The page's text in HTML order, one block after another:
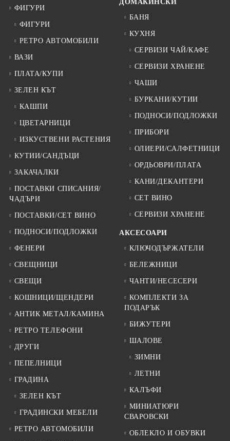
ФИГУРИ
ФИГУРИ
РЕТРО АВТОМОБИЛИ
ВАЗИ
ПЛАТА/КУПИ
ЗЕЛЕН КЪТ
КАШПИ
ЦВЕТАРНИЦИ
ИЗКУСТВЕНИ РАСТЕНИЯ
КУТИИ/САНДЪЦИ
ЗАКАЧАЛКИ
ПОСТАВКИ СПИСАНИЯ/
ЧАДЪРИ
ПОСТАВКИ/СЕТ ВИНО
ПОДНОСИ/ПОДЛОЖКИ
ФЕНЕРИ
СВЕЩНИЦИ
СВЕЩИ
КОШНИЦИ/ЩЕНДЕРИ
АНТИК МЕТАЛ/КАМИНА
РЕТРО ТЕЛЕФОНИ
ДРУГИ
ПЕПЕЛНИЦИ
ГРАДИНА
ЗЕЛЕН КЪТ
ГРАДИНСКИ МЕБЕЛИ
РЕТРО АВТОМОБИЛИ
ДОМАКИНСКИ
БАНЯ
КУХНЯ
СЕРВИЗИ ЧАЙ/КАФЕ
СЕРВИЗИ ХРАНЕНЕ
ЧАШИ
БУРКАНИ/КУТИИ
ПОДНОСИ/ПОДЛОЖКИ
ПРИБОРИ
ОЛИЕРИ/САЛФЕТНИЦИ
ОРДЬОВРИ/ПЛАТА
КАНИ/ДЕКАНТЕРИ
СЕТ ВИНО
СЕРВИЗИ ХРАНЕНЕ
АКСЕСОАРИ
КЛЮЧОДЪРЖАТЕЛИ
БЕЛЕЖНИЦИ
ЧАНТИ/НЕСЕСЕРИ
КОМПЛЕКТИ ЗА
ПОДАРЪК
БИЖУТЕРИ
ШАЛОВЕ
ЗИМНИ
ЛЕТНИ
КАЛЪФИ
МИНИАТЮРИ
СВАРОВСКИ
ОБЛЕКЛО И ОБУВКИ